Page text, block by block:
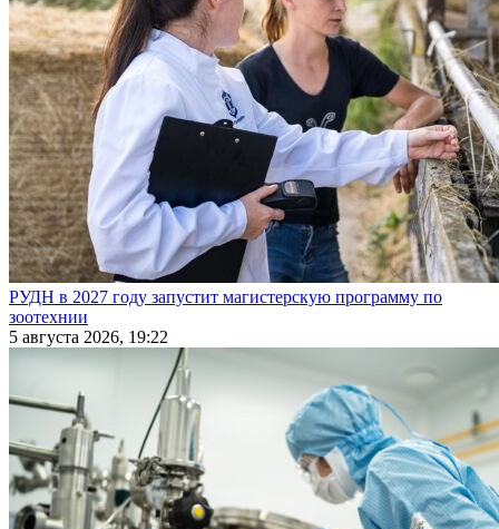
РУДН в 2027 году запустит магистерскую программу по
зоотехнии
5 августа 2026, 19:22